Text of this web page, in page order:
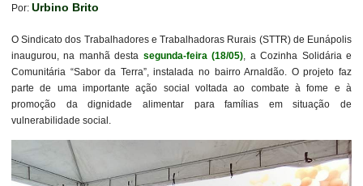
Por: Urbino Brito
O Sindicato dos Trabalhadores e Trabalhadoras Rurais (STTR) de Eunápolis
inaugurou, na manhã desta segunda-feira (18/05), a Cozinha Solidária e
Comunitária “Sabor da Terra”, instalada no bairro Arnaldão. O projeto faz
parte de uma importante ação social voltada ao combate à fome e à
promoção da dignidade alimentar para famílias em situação de
vulnerabilidade social.